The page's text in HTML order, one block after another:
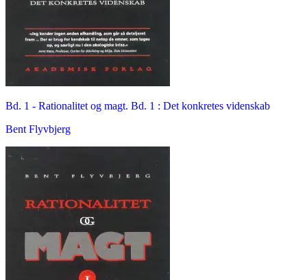
Bd. 1 - Rationalitet og magt. Bd. 1 : Det konkretes videnskab
Bent Flyvbjerg